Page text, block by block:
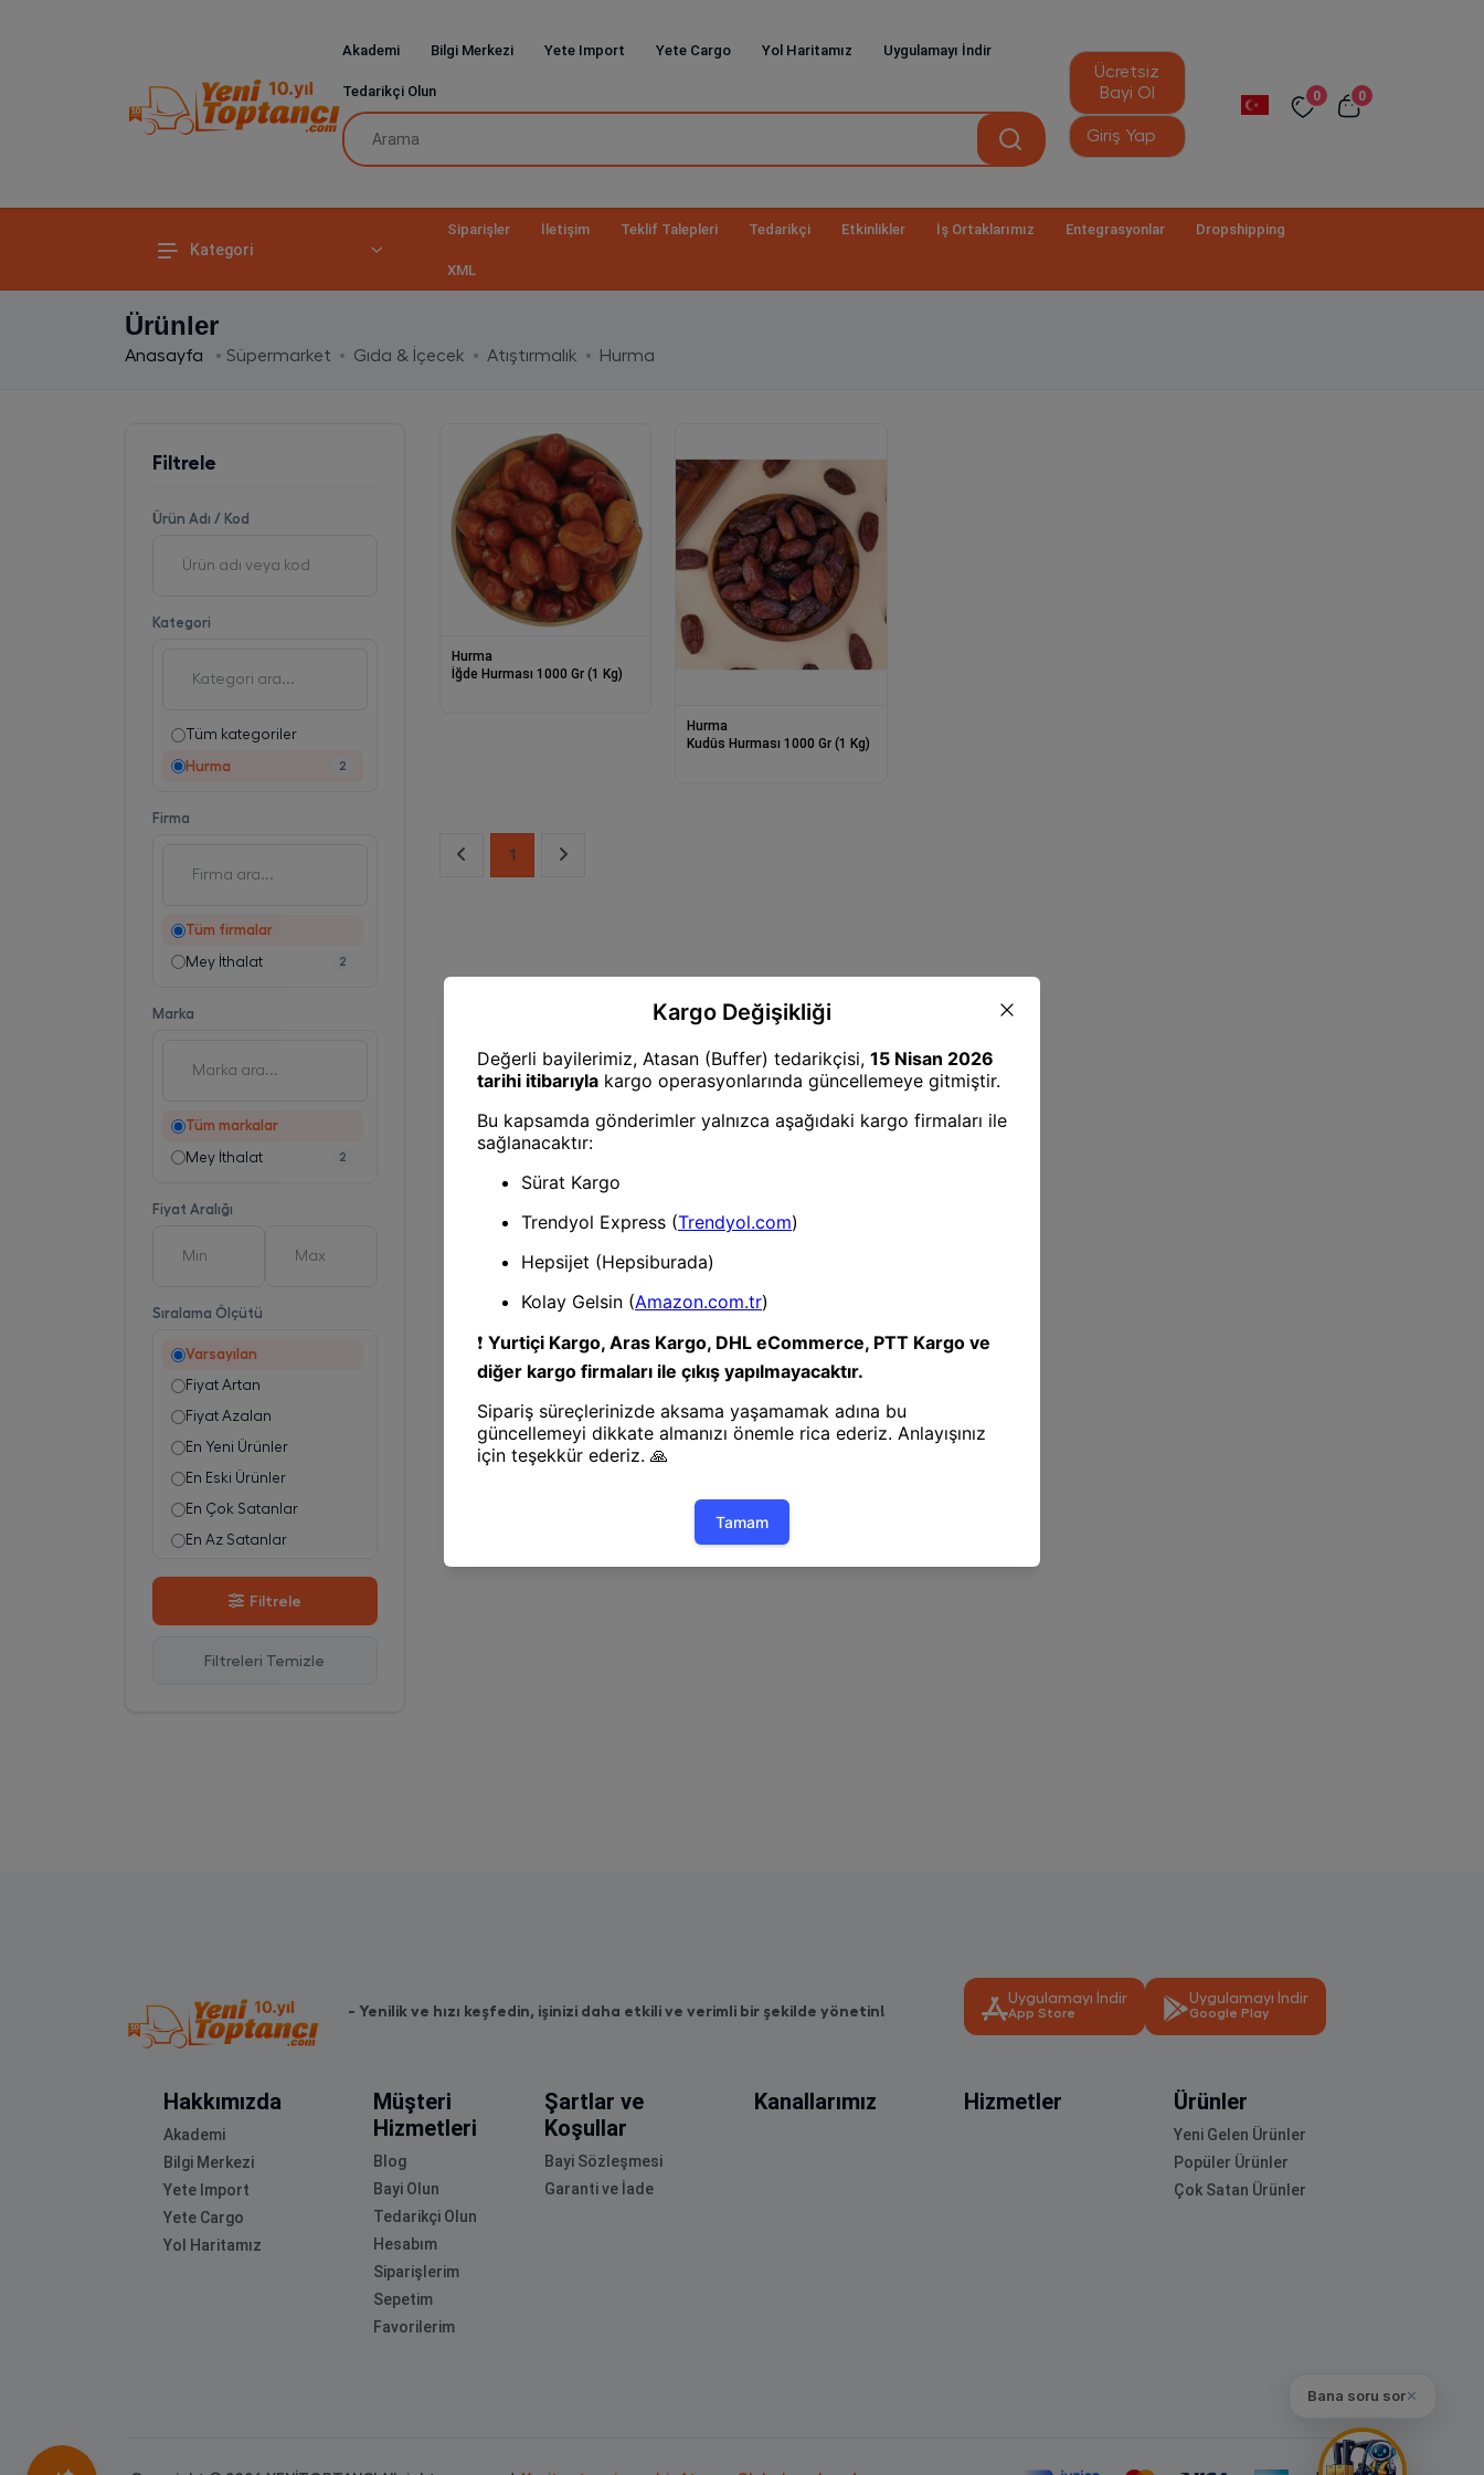
Bana soru sor✕
Akademi Bilgi Merkezi Yete Import Yete Cargo Yol Haritamız Uygulamayı İndir
Tedarikçi Olun
Ücretsiz
Bayi Ol
Giriş Yap
0 0
Kategori
Siparişler İletişim Teklif Talepleri Tedarikçi Etkinlikler İş Ortaklarımız Entegrasyonlar Dropshipping
XML
Ürünler
Anasayfa Süpermarket Gıda & İçecek Atıştırmalık Hurma
Filtrele
Ürün Adı / Kod
Kategori
Tüm kategoriler
Hurma 2
Firma
Tüm firmalar
Mey İthalat 2
Marka
Tüm markalar
Mey İthalat 2
Fiyat Aralığı
Sıralama Ölçütü
Varsayılan
Fiyat Artan
Fiyat Azalan
En Yeni Ürünler
En Eski Ürünler
En Çok Satanlar
En Az Satanlar
Stok Artan
En Çok Favorilenen
Filtrele
Filtreleri Temizle
Hurma
İğde Hurması 1000 Gr (1 Kg)
Hurma
Kudüs Hurması 1000 Gr (1 Kg)
1
- Yenilik ve hızı keşfedin, işinizi daha etkili ve verimli bir şekilde yönetin!
Uygulamayı İndir
App Store
Uygulamayı İndir
Google Play
Hakkımızda
Akademi
Bilgi Merkezi
Yete Import
Yete Cargo
Yol Haritamız
Müşteri
Hizmetleri
Blog
Bayi Olun
Tedarikçi Olun
Hesabım
Siparişlerim
Sepetim
Favorilerim
Şartlar ve
Koşullar
Bayi Sözleşmesi
Garanti ve İade
Kanallarımız Hizmetler Ürünler
Yeni Gelen Ürünler
Popüler Ürünler
Çok Satan Ürünler